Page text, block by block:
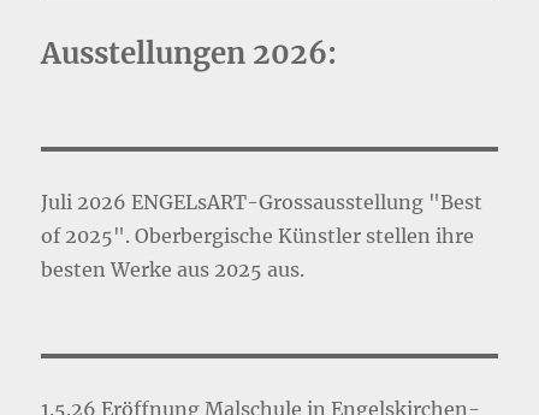
Ausstellungen 2026:
Juli 2026 ENGELsART-Grossausstellung "Best
of 2025". Oberbergische Künstler stellen ihre
besten Werke aus 2025 aus.
1.5.26 Eröffnung Malschule in Engelskirchen-